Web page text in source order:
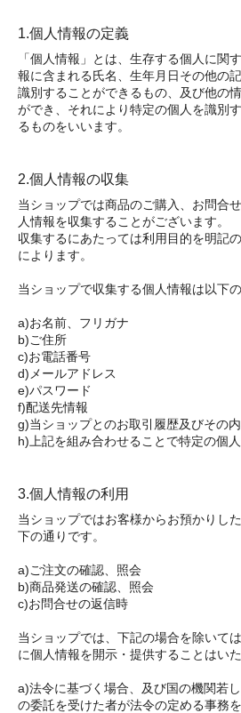
1.個人情報の定義
「個人情報」とは、生存する個人に関
報に含まれる氏名、生年月日その他の
識別することができるもの、及び他の
ができ、それにより特定の個人を識別
るものをいいます。
2.個人情報の収集
当ショップでは商品のご購入、お問合
人情報を収集することがございます。
収集するにあたっては利用目的を明記
によります。
当ショップで収集する個人情報は以下の
a)お名前、フリガナ
b)ご住所
c)お電話番号
d)メールアドレス
e)パスワード
f)配送先情報
g)当ショップとのお取引履歴及びその
h)上記を組み合わせることで特定の個
3.個人情報の利用
当ショップではお客様からお預かりし
下の通りです。
a)ご注文の確認、照会
b)商品発送の確認、照会
c)お問合せの返信時
当ショップでは、下記の場合を除いて
に個人情報を開示・提供することはいた
a)法令に基づく場合、及び国の機関若
の委託を受けた者が法令の定める事務